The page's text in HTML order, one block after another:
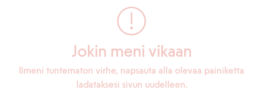
Jokin meni vikaan
Ilmeni tuntematon virhe, napsauta alla olevaa painiketta
ladataksesi sivun uudelleen.